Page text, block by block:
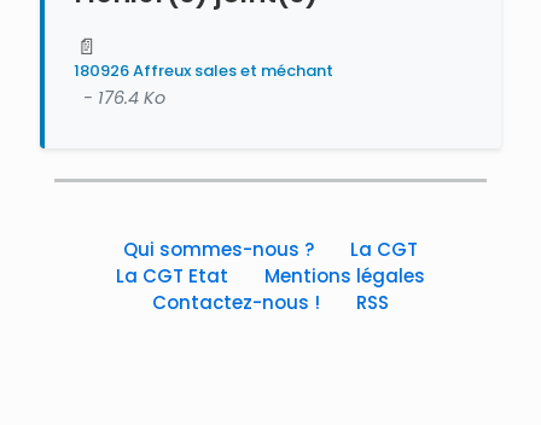
📄
180926 Affreux sales et méchant
- 176.4 Ko
Qui sommes-nous ?
La CGT
La CGT Etat
Mentions légales
Contactez-nous !
RSS